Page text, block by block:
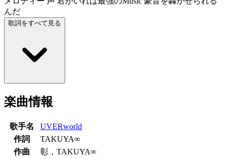
んだ
歌詞をすべて見る
楽曲情報
歌手名
UVERworld
作詞
TAKUYA∞
作曲
彰，TAKUYA∞